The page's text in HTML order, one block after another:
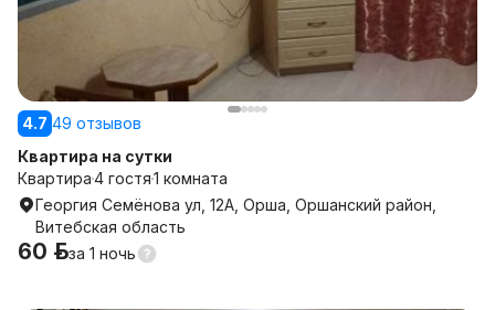
4.7 49 отзывов
Квартира на сутки
Квартира4 гостя1 комната
Георгия Семёнова ул, 12А, Орша, Оршанский район,
Витебская область
60 р.за 1 ночь